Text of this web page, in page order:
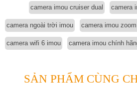
camera imou cruiser dual camera
camera ngoài trời imou camera imou
camera wifi 6 imou camera imou chính
SẢN PHẨM CÙNG